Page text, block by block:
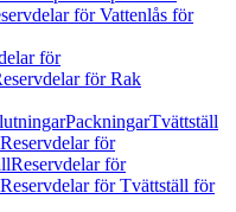
för Vattenlås för
för
för Rak
PackningarTvättställ
Reservdelar för
Reservdelar för
Reservdelar för Tvättställ för